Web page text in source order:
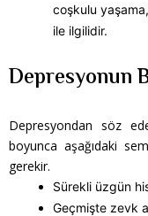
coşkulu
ile ilgilidir.
Depresyonun
Depresyondan söz
boyunca aşağıdaki
gerekir.
Sürekli üzgün
Geçmişte zevk